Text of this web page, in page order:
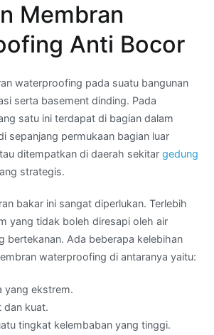
Membran
Anti Bocor
waterproofing pada suatu bangunan
serta basement dinding. Pada
satu ini terdapat di bagian dalam
sepanjang permukaan bagian luar
ditempatkan di daerah sekitar gedung
strategis.
bakar ini sangat diperlukan. Terlebih
yang tidak boleh diresapi oleh air
bertekanan. Ada beberapa kelebihan
waterproofing di antaranya yaitu:
yang ekstrem.
dan kuat.
tingkat kelembaban yang tinggi.